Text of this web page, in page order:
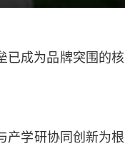
已成为品牌突围的核
产学研协同创新为根